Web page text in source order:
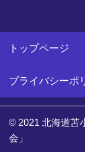
トップページ
プライバシーポ
© 2021 北海道苫
会」